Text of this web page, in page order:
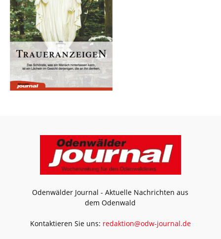
Odenwälder Journal - Aktuelle Nachrichten aus
dem Odenwald
Kontaktieren Sie uns: redaktion@odw-journal.de